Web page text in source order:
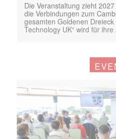
Die Veranstaltung zieht
die Verbindungen zum
gesamten Goldenen
Technology UK“ wird für